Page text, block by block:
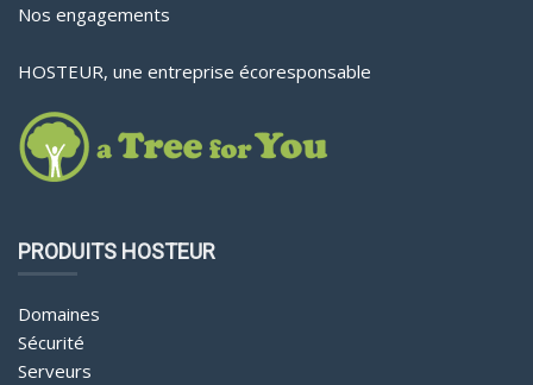
Nos engagements
HOSTEUR, une entreprise écoresponsable
PRODUITS HOSTEUR
Domaines
Sécurité
Serveurs